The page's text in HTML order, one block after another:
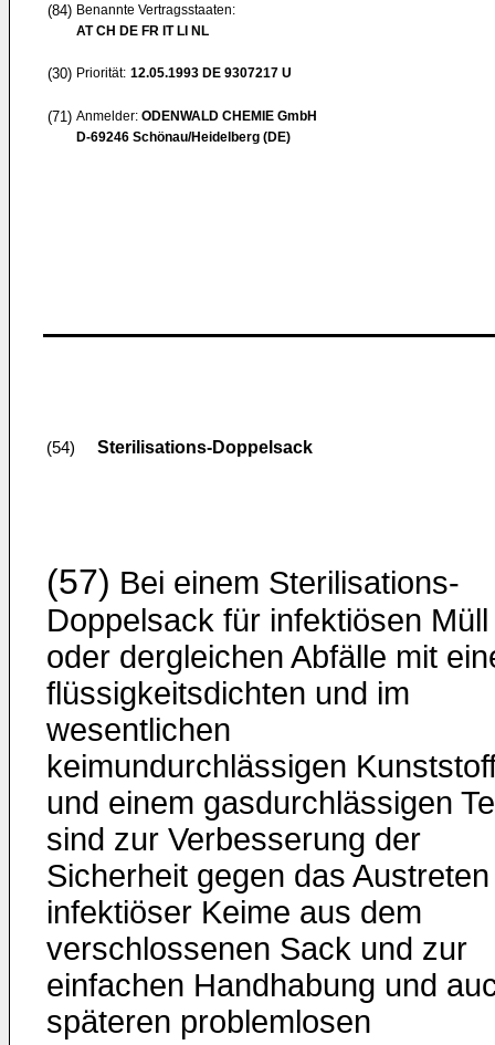
(84) Benannte Vertragsstaaten:
AT CH DE FR IT LI NL
(30) Priorität: 12.05.1993 DE 9307217 U
(71) Anmelder: ODENWALD CHEMIE GmbH
D-69246 Schönau/Heidelberg (DE)
(54) Sterilisations-Doppelsack
(57) Bei einem Sterilisations-
Doppelsack für infektiösen Müll
oder dergleichen Abfälle mit
flüssigkeitsdichten und im
wesentlichen
keimundurchlässigen
und einem gasdurchlässigen
sind zur Verbesserung der
Sicherheit gegen das Austreten
infektiöser Keime aus dem
verschlossenen Sack und zur
einfachen Handhabung und
späteren problemlosen